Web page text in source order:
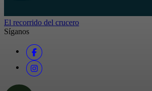
El recorrido del crucero
Síganos